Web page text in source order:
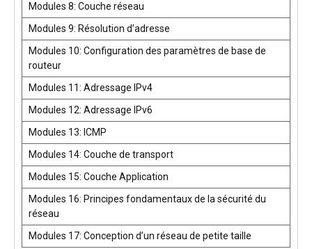
Modules 8: Couche réseau
Modules 9: Résolution d’adresse
Modules 10: Configuration des paramètres de base de
routeur
Modules 11: Adressage IPv4
Modules 12: Adressage IPv6
Modules 13: ICMP
Modules 14: Couche de transport
Modules 15: Couche Application
Modules 16: Principes fondamentaux de la sécurité du
réseau
Modules 17: Conception d’un réseau de petite taille